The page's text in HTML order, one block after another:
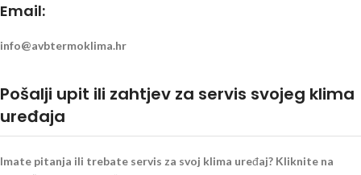
Email:
info@avbtermoklima.hr
Pošalji upit ili zahtjev za servis svojeg klima
uređaja
Imate pitanja ili trebate servis za svoj klima uređaj? Kliknite na